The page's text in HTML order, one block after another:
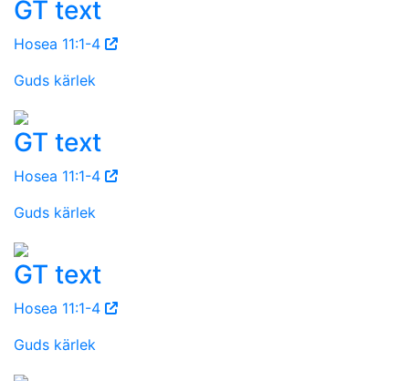
GT text
Hosea 11:1-4
Guds kärlek
GT text
Hosea 11:1-4
Guds kärlek
GT text
Hosea 11:1-4
Guds kärlek